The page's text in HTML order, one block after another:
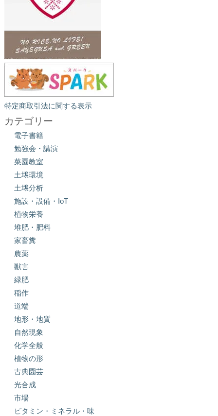
特定商取引法に関する表示
カテゴリー
電子書籍
勉強会・講演
菜園教室
土壌環境
土壌分析
施設・設備・IoT
植物栄養
堆肥・肥料
家畜糞
農薬
獣害
緑肥
稲作
道端
地形・地質
自然現象
化学全般
植物の形
古典園芸
光合成
市場
ビタミン・ミネラル・味